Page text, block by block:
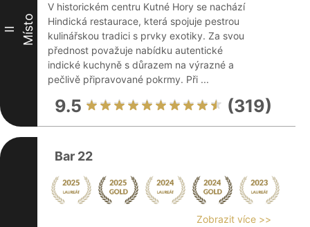
II Místo
V historickém centru Kutné Hory se nachází
Hindická restaurace, která spojuje pestrou
kulinářskou tradici s prvky exotiky. Za svou
přednost považuje nabídku autentické
indické kuchyně s důrazem na výrazné a
pečlivě připravované pokrmy. Při ...
9.5 (319)
Bar 22
Zobrazit více >>